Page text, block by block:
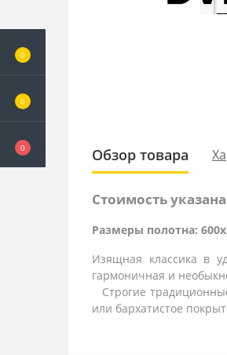
0
0
0 Обзор товара
Стоимость
Размеры полотна:
Изящная классика в
гармоничная и
Строгие
или бархатистое